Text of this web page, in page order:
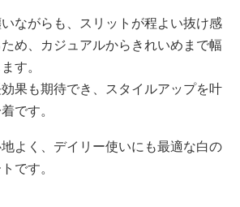
ながらも、スリットが程よい抜け感
め、カジュアルからきれいめまで幅
す。
果も期待でき、スタイルアップを叶
です。
よく、デイリー使いにも最適な白の
です。